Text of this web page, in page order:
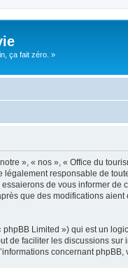
ça fait zéro. »
», « nos », « Office du
responsable de
de vous informer
que des modifications
Limited ») qui est un
de faciliter les discussions
concernant phpBB,